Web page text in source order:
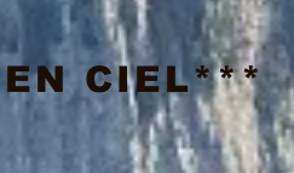
EN CIEL***